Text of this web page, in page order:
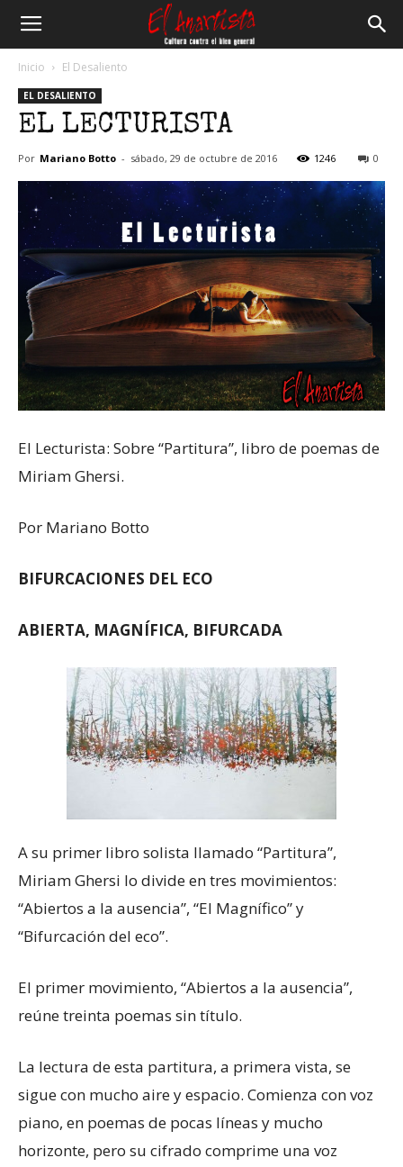
Anartista
Inicio El Desaliento
EL DESALIENTO
EL LECTURISTA
Por Mariano Botto - sábado, 29 de octubre de 2016 1246 0
El Lecturista: Sobre “Partitura”, libro de poemas de
Miriam Ghersi.
Por Mariano Botto
BIFURCACIONES DEL ECO
ABIERTA, MAGNÍFICA, BIFURCADA
A su primer libro solista llamado “Partitura”,
Miriam Ghersi lo divide en tres movimientos:
“Abiertos a la ausencia”, “El Magnífico” y
“Bifurcación del eco”.
El primer movimiento, “Abiertos a la ausencia”,
reúne treinta poemas sin título.
La lectura de esta partitura, a primera vista, se
sigue con mucho aire y espacio. Comienza con voz
piano, en poemas de pocas líneas y mucho
horizonte, pero su cifrado comprime una voz